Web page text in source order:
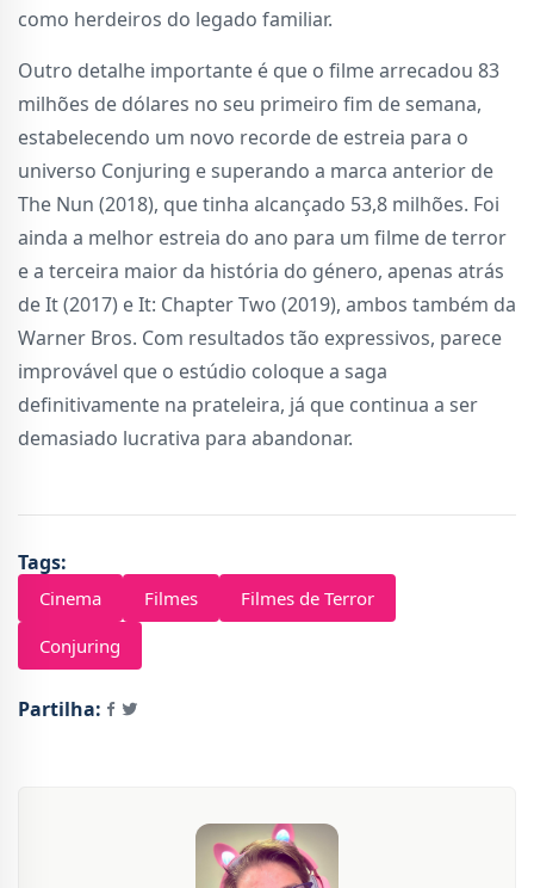
como herdeiros do legado familiar.
Outro detalhe importante é que o filme arrecadou 83
milhões de dólares no seu primeiro fim de semana,
estabelecendo um novo recorde de estreia para o
universo Conjuring e superando a marca anterior de
The Nun (2018), que tinha alcançado 53,8 milhões. Foi
ainda a melhor estreia do ano para um filme de terror
e a terceira maior da história do género, apenas atrás
de It (2017) e It: Chapter Two (2019), ambos também da
Warner Bros. Com resultados tão expressivos, parece
improvável que o estúdio coloque a saga
definitivamente na prateleira, já que continua a ser
demasiado lucrativa para abandonar.
Tags:
Cinema Filmes
Filmes de Terror
Conjuring
Partilha: